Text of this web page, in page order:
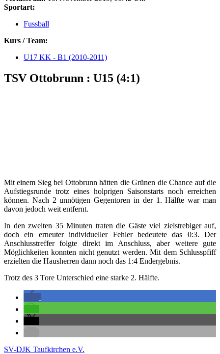
Sportart:
Fussball
Kurs / Team:
U17 KK - B1 (2010-2011)
TSV Ottobrunn : U15 (4:1)
Mit einem Sieg bei Ottobrunn hätten die Grünen die Chance auf die
Aufstiegsrunde trotz eines holprigen Saisonstarts noch erreichen
können. Nach 2 unnötigen Gegentoren in der 1. Hälfte war man
davon jedoch weit entfernt.
In den zweiten 35 Minuten traten die Gäste viel zielstrebiger auf,
doch ein erneuter individueller Fehler bedeutete das 0:3. Der
Anschlusstreffer folgte direkt im Anschluss, aber weitere gute
Möglichkeiten konnten nicht genutzt werden. Mit dem Schlusspfiff
erzielten die Hausherren dann noch das 1:4 Endergebnis.
Trotz des 3 Tore Unterschied eine starke 2. Hälfte.
SV-DJK Taufkirchen e.V.